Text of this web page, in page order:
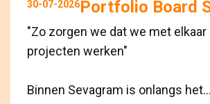
30-07-2026Portfolio Board
"Zo zorgen we dat we met elkaar
projecten werken"
Binnen Sevagram is onlangs het...